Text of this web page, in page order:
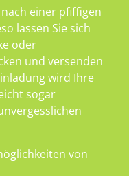
einer pfiffigen
lassen Sie sich
oder
und versenden
wird Ihre
sogar
von